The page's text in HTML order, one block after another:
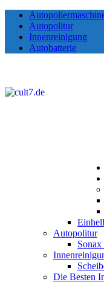
Autopolitur
Innenreinigung
Autobatterie
Autopolitur
Die Besten